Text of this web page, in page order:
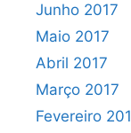
Junho 2017
Maio 2017
Abril 2017
Março 2017
Fevereiro